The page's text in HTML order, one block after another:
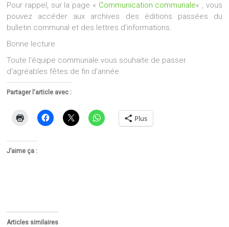
Pour rappel, sur la page « Communication communale« , vous
pouvez accéder aux archives des éditions passées du
bulletin communal et des lettres d’informations.
Bonne lecture.
Toute l’équipe communale vous souhaite de passer
d’agréables fêtes de fin d’année.
Partager l'article avec :
Plus
J’aime ça :
Articles similaires